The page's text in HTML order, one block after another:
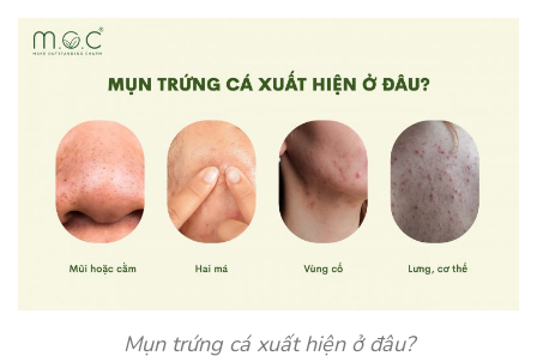
Mụn trứng cá xuất hiện ở đâu?